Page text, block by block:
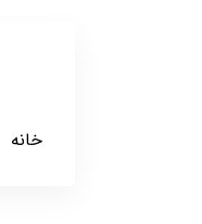
خانه